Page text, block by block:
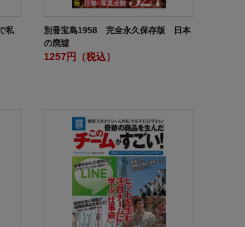
私
別冊宝島1958 完全永久保存版 日本
の廃墟
1257円（税込）